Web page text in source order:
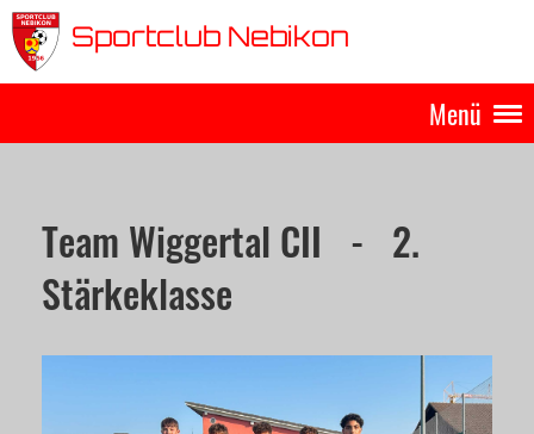
Sportclub Nebikon
Menü
Team Wiggertal CII - 2.
Stärkeklasse